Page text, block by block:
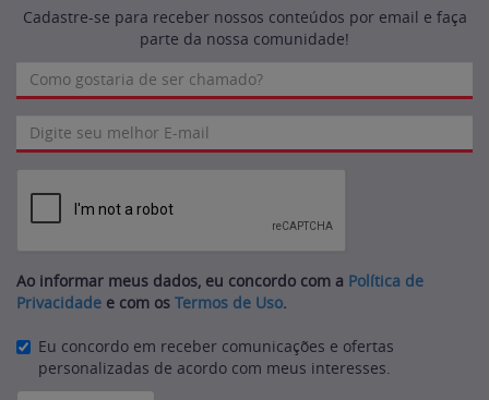
Cadastre-se para receber nossos conteúdos por email e faça
parte da nossa comunidade!
Ao informar meus dados, eu concordo com a Política de
Privacidade e com os Termos de Uso.
Eu concordo em receber comunicações e ofertas
personalizadas de acordo com meus interesses.